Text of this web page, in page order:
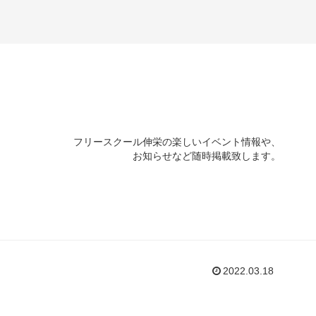
フリースクール伸栄の楽しいイベント情報や、
お知らせなど随時掲載致します。
2022.03.18